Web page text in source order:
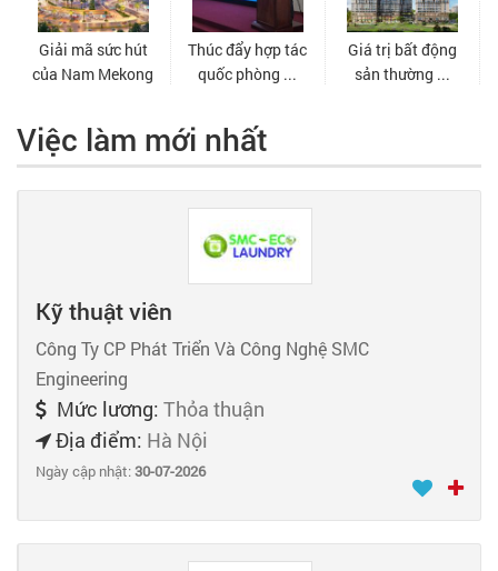
Việc làm mới nhất
Kỹ thuật viên
Công Ty CP Phát Triển Và Công Nghệ SMC
Engineering
Mức lương: Thỏa thuận
Địa điểm: Hà Nội
Ngày cập nhật:30-07-2026